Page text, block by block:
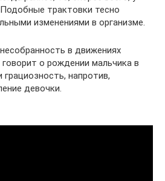
трактовки тесно
изменениями в организме.
в движениях
о рождении мальчика в
напротив,
девочки.